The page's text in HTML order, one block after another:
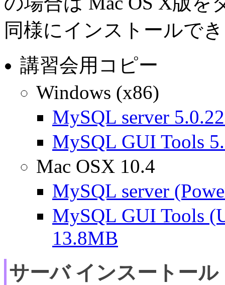
同様にインストールで
講習会用コピー
Windows (x86)
MySQL server
MySQL GUI Tools
Mac OSX 10.4
MySQL server
MySQL GUI Tools
13.8MB
サーバ インスートール